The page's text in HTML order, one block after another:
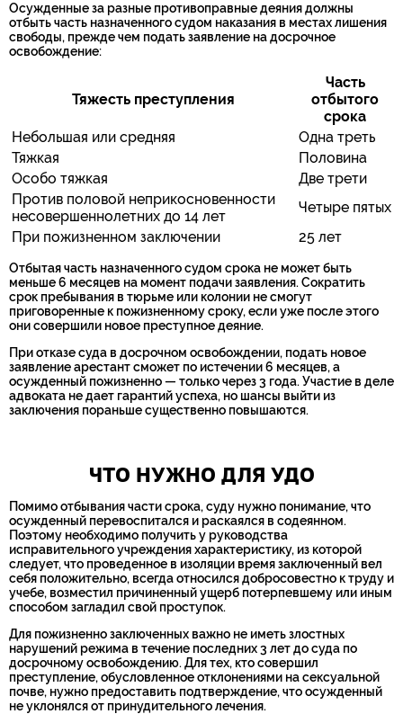
Осужденные за разные противоправные деяния должны
отбыть часть назначенного судом наказания в местах лишения
свободы, прежде чем подать заявление на досрочное
освобождение:
Тяжесть преступления
Часть
отбытого
срока
Небольшая или средняя
Одна треть
Тяжкая
Половина
Особо тяжкая
Две трети
Против половой неприкосновенности
несовершеннолетних до 14 лет
Четыре пятых
При пожизненном заключении
25 лет
Отбытая часть назначенного судом срока не может быть
меньше 6 месяцев на момент подачи заявления. Сократить
срок пребывания в тюрьме или колонии не смогут
приговоренные к пожизненному сроку, если уже после этого
они совершили новое преступное деяние.
При отказе суда в досрочном освобождении, подать новое
заявление арестант сможет по истечении 6 месяцев, а
осужденный пожизненно — только через 3 года. Участие в деле
адвоката не дает гарантий успеха, но шансы выйти из
заключения пораньше существенно повышаются.
ЧТО НУЖНО ДЛЯ УДО
Помимо отбывания части срока, суду нужно понимание, что
осужденный перевоспитался и раскаялся в содеянном.
Поэтому необходимо получить у руководства
исправительного учреждения характеристику, из которой
следует, что проведенное в изоляции время заключенный вел
себя положительно, всегда относился добросовестно к труду и
учебе, возместил причиненный ущерб потерпевшему или иным
способом загладил свой проступок.
Для пожизненно заключенных важно не иметь злостных
нарушений режима в течение последних 3 лет до суда по
досрочному освобождению. Для тех, кто совершил
преступление, обусловленное отклонениями на сексуальной
почве, нужно предоставить подтверждение, что осужденный
не уклонялся от принудительного лечения.